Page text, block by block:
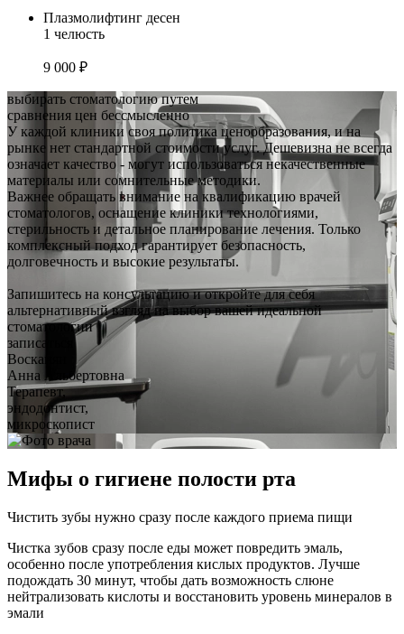
Плазмолифтинг десен
1 челюсть
9 000 ₽
выбирать стоматологию путем
сравнения цен бессмысленно
У каждой клиники своя политика ценообразования, и на
рынке нет стандартной стоимости услуг. Дешевизна не всегда
означает качество - могут использоваться некачественные
материалы или сомнительные методики.
Важнее обращать внимание на квалификацию врачей
стоматологов, оснащение клиники технологиями,
стерильность и детальное планирование лечения. Только
комплексный подход гарантирует безопасность,
долговечность и высокие результаты.
Запишитесь на консультацию и откройте для себя
альтернативный взгляд на выбор вашей идеальной
стоматологии
записаться
Восканян
Анна Альбертовна
Терапевт,
эндодонтист,
микроскопист
Мифы о гигиене полости рта
Чистить зубы нужно сразу после каждого приема пищи
Чистка зубов сразу после еды может повредить эмаль,
особенно после употребления кислых продуктов. Лучше
подождать 30 минут, чтобы дать возможность слюне
нейтрализовать кислоты и восстановить уровень минералов в
эмали